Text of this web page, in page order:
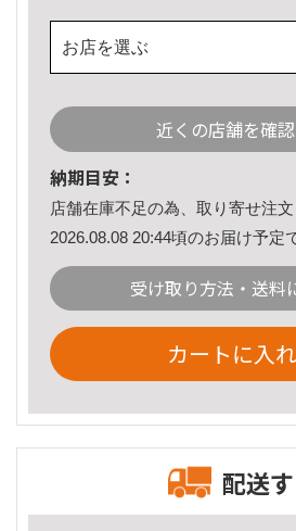
お店を選ぶ
近くの店舗を確
納期目安：
店舗在庫不足の為、取り寄せ注文
2026.08.08 20:44頃のお届け予定
受け取り方法・送料
カートに入
配送